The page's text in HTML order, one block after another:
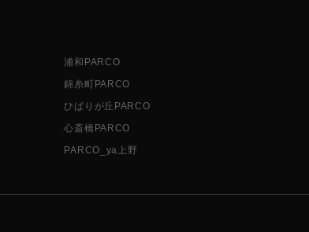
浦和PARCO
錦糸町PARCO
ひばりが丘PARCO
心斎橋PARCO
PARCO_ya上野